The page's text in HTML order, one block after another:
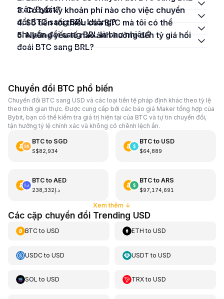
trên Bybit?
3. Có bất kỳ khoản phí nào cho việc chuyển
đổi BTC sang BRL không?
4. Số tiền tối thiểu của BTC mà tôi có thể
chuyển đổi sang BRL là bao nhiêu?
5. Những yếu tố nào ảnh hưởng đến tỷ giá hối
đoái BTC sang BRL?
Chuyển đổi BTC phổ biến
Chuyển đổi BTC sang USD và các loại tiền tệ pháp định khác theo tỷ lệ
theo thời gian thực. Được cung cấp bởi các báo giá Maker tổng hợp của
Bybit, bạn có thể kiểm tra giá trị hiện tại của BTC và tự tin chuyển đổi,
tận hưởng tỷ lệ chính xác và không có chênh lệch ẩn.
BTCto SGD
S$82,934
BTCto USD
$64,889
BTCto AED
د.إ238,332
BTCto ARS
$97,174,691
Xem thêm ↓
Các cặp chuyển đổi Trending USD
BTCto USD ETH toUSD
USDCto USD USDT toUSD
SOL to USD TRXtoUSD